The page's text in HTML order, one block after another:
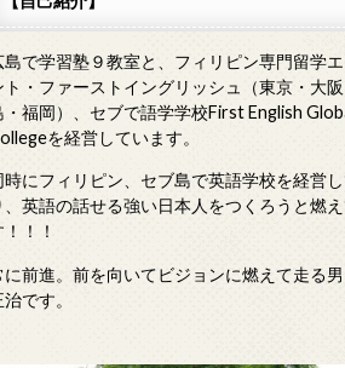
島で学習塾９教室と、フィリピン専門留学エ
ト・ファーストイングリッシュ（東京・大
・福岡）、セブで語学学校First English
を経営しています。
時にフィリピン、セブ島で英語学校を経営
、英語の話せる強い日本人をつくろうと燃え
！！
に前進。前を向いてビジョンに燃えて走る
です。